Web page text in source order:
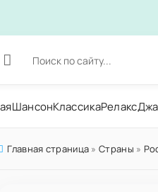
ШансонКлассикаРелакс
Главная страница »Страны »